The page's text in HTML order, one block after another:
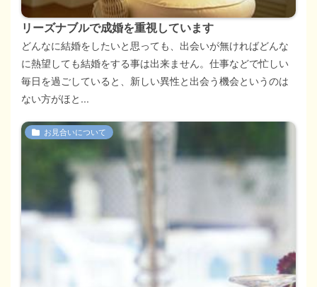
リーズナブルで成婚を重視しています
どんなに結婚をしたいと思っても、出会いが無ければどんな
に熱望しても結婚をする事は出来ません。仕事などで忙しい
毎日を過ごしていると、新しい異性と出会う機会というのは
ない方がほと...
お見合いについて